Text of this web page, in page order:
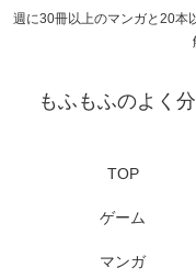
週に30冊以上のマンガと20本
もふもふのよく
TOP
ゲーム
マンガ